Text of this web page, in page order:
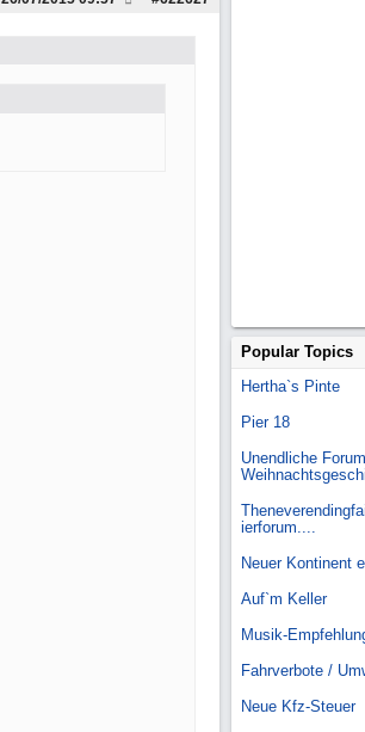
Popular Topics
Hertha`s Pinte
Pier 18
Unendliche
ierforum....
Neuer Kontinent
Auf`m Keller
Musik-
Fahrverbote /
Neue Kfz-Steuer